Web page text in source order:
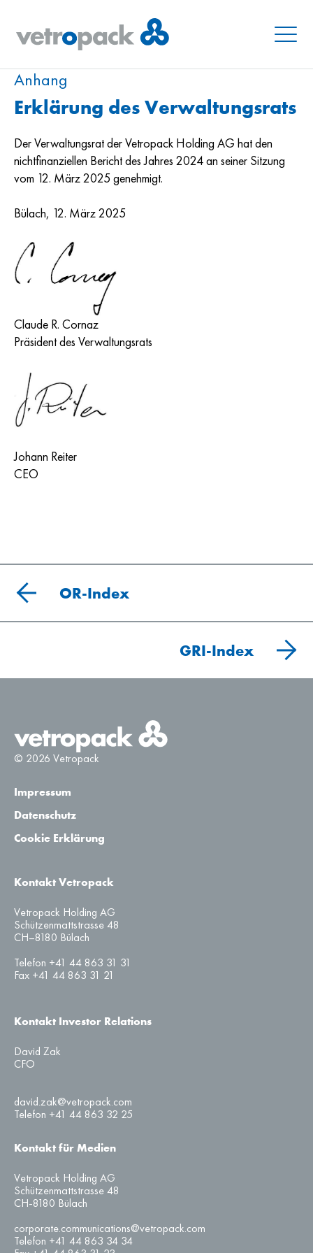
Menu
Anhang
Erklärung des Verwaltungsrats
Der Verwaltungsrat der Vetropack Holding AG hat den
nichtfinanziellen Bericht des Jahres 2024 an seiner Sitzung
vom 12. März 2025 genehmigt.
Bülach, 12. März 2025
Claude R. Cornaz
Präsident des Verwaltungsrats
Johann Reiter
CEO
OR-Index
GRI-Index
© 2026 Vetropack
Impressum
Datenschutz
Cookie Erklärung
Kontakt Vetropack
Vetropack Holding AG
Schützenmattstrasse 48
CH–8180 Bülach
Telefon +41 44 863 31 31
Fax +41 44 863 31 21
Kontakt Investor Relations
David Zak
CFO
david.zak@vetropack.com
Telefon +41 44 863 32 25
Kontakt für Medien
Vetropack Holding AG
Schützenmattstrasse 48
CH-8180 Bülach
corporate.communications@vetropack.com
Telefon +41 44 863 34 34